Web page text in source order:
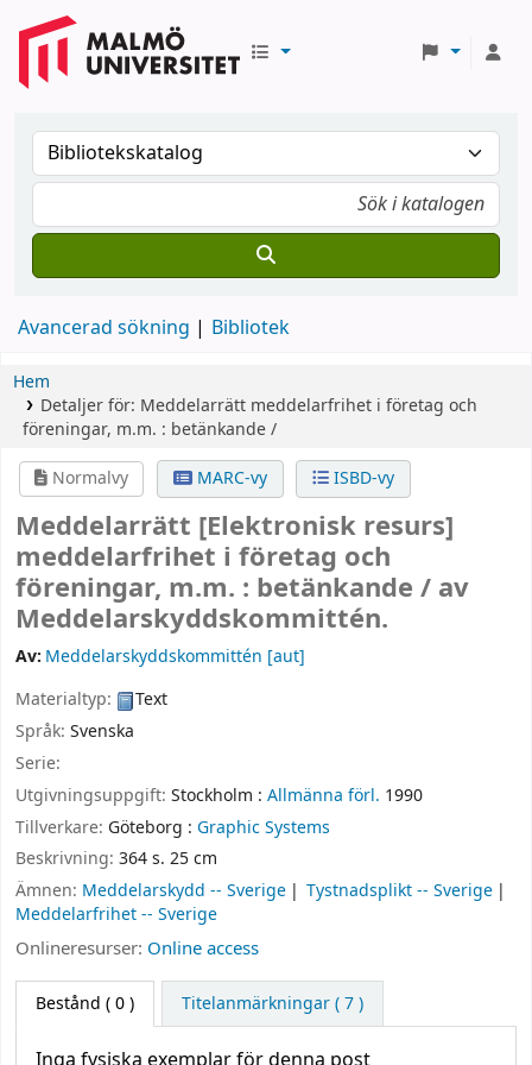
Avancerad sökning Bibliotek
Hem
Detaljer för: Meddelarrätt meddelarfrihet i företag och
föreningar, m.m. : betänkande /
Normalvy
MARC-vy ISBD-vy
Meddelarrätt [Elektronisk resurs]
meddelarfrihet i företag och
föreningar, m.m. : betänkande / av
Meddelarskyddskommittén.
Av: Meddelarskyddskommittén [aut]
Materialtyp:
Text
Språk: Svenska
Serie:
Utgivningsuppgift: Stockholm : Allmänna förl. 1990
Tillverkare: Göteborg : Graphic Systems
Beskrivning: 364 s. 25 cm
Ämnen: Meddelarskydd -- Sverige
Tystnadsplikt -- Sverige
Meddelarfrihet -- Sverige
Onlineresurser: Online access
Bestånd ( 0 ) Titelanmärkningar ( 7 )